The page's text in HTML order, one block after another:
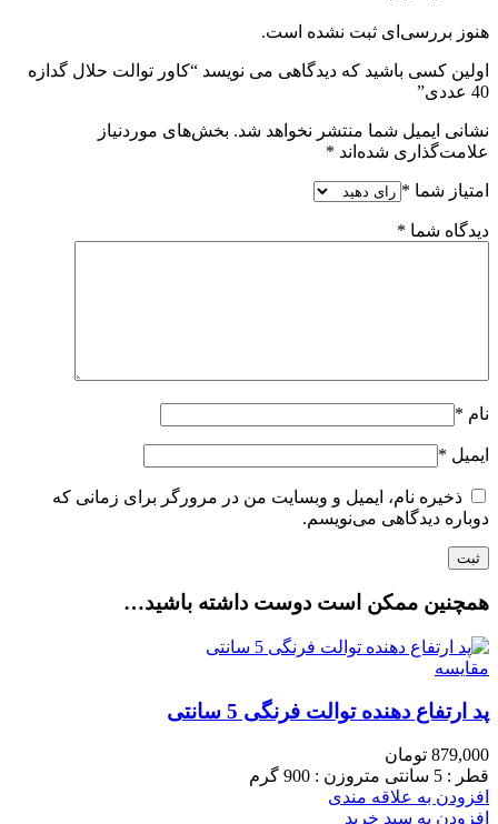
هنوز بررسی‌ای ثبت نشده است.
اولین کسی باشید که دیدگاهی می نویسد “کاور توالت حلال گدازه
40 عددی”
نشانی ایمیل شما منتشر نخواهد شد. بخش‌های موردنیاز
علامت‌گذاری شده‌اند *
امتیاز شما *
دیدگاه شما *
نام *
ایمیل *
ذخیره نام، ایمیل و وبسایت من در مرورگر برای زمانی که
دوباره دیدگاهی می‌نویسم.
همچنین ممکن است دوست داشته باشید…
مقایسه
پد ارتفاع دهنده توالت فرنگی 5 سانتی
879,000 تومان
قطر : 5 سانتی متروزن : 900 گرم
افزودن به علاقه مندی
افزودن به سبد خرید